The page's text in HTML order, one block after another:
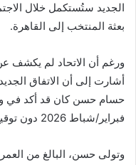
الجديد ستُستكمل خلال
بعثة المنتخب إلى القاهرة.
ورغم أن الاتحاد لم يكشف
حسام حسن كان قد أكد في
فبراير/شباط 2026 دون توقيع عقد رسمي.